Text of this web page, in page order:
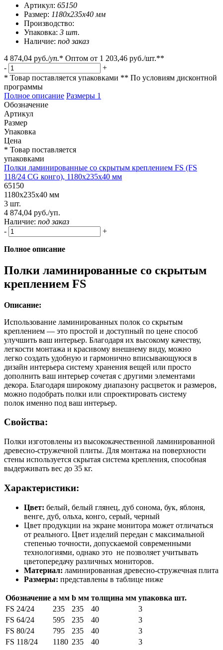
Артикул: 65150
Размер: 1180х235х40 мм
Производство:
Упаковка: 3 шт.
Наличие: под заказ
4 874,04 руб./уп.* Оптом от 1 203,46 руб./шт.**
-
+
* Товар поставляется упаковками ** По условиям дисконтной
программы
Полное описание Размеры 1
Обозначение
Артикул
Размер
Упаковка
Цена
* Товар поставляется
упаковками
Полки ламинированные со скрытым креплением FS (FS
118/24 CG конго), 1180х235х40 мм
65150
1180х235х40 мм
3 шт.
4 874,04 руб./уп.
Наличие: под заказ
-
+
Полное описание
Полки ламинированные со скрытым
креплением FS
Описание:
Использование ламинированных полок со скрытым
креплением — это простой и доступный по цене способ
улучшить ваш интерьер. Благодаря их высокому качеству,
легкости монтажа и красивому внешнему виду, можно
легко создать удобную и гармонично вписывающуюся в
дизайн интерьера систему хранения вещей или просто
дополнить ваш интерьер сочетая с другими элементами
декора. Благодаря широкому диапазону расцветок и размеров,
можно подобрать полки или спроектировать систему
полок именно под ваш интерьер.
Свойства:
Полки изготовлены из высококачественной ламинированной
древесно-стружечной плиты. Для монтажа на поверхности
стены используется скрытая система крепления, способная
выдерживать вес до 35 кг.
Характеристики:
Цвет: белый, белый глянец, дуб сонома, бук, яблоня,
венге, дуб, ольха, конго, серый, черный
Цвет продукции на экране монитора может отличаться
от реального. Цвет изделий передан с максимальной
степенью точности, допускаемой современными
технологиями, однако это не позволяет учитывать
цветопередачу различных мониторов.
Материал: ламинированная древесно-стружечная плита
Размеры: представлены в таблице ниже
Обозначение a мм b мм толщина мм упаковка шт.
FS 24/24
235 235 40
3
FS 64/24
595 235 40
3
FS 80/24
795 235 40
3
FS 118/24
1180 235 40 3